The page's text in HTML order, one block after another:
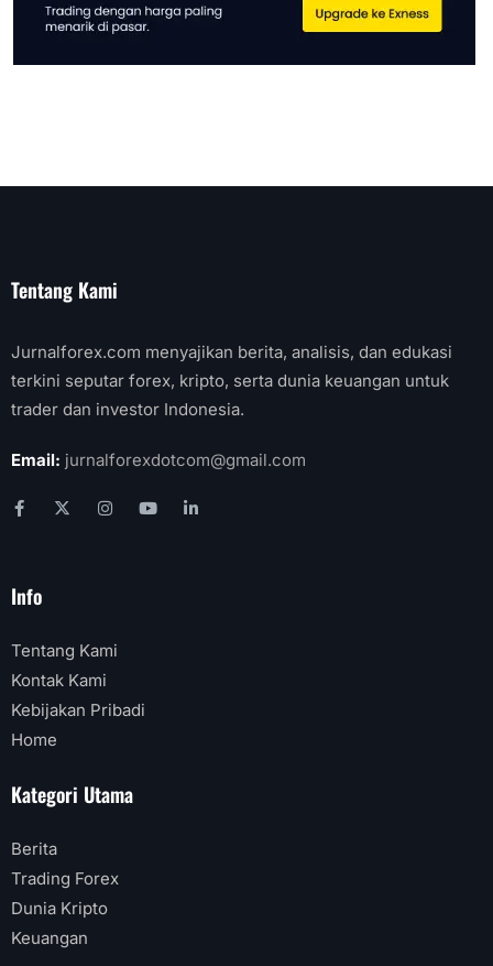
Tentang Kami
Jurnalforex.com menyajikan berita, analisis, dan edukasi
terkini seputar forex, kripto, serta dunia keuangan untuk
trader dan investor Indonesia.
Email: jurnalforexdotcom@gmail.com
Info
Tentang Kami
Kontak Kami
Kebijakan Pribadi
Home
Kategori Utama
Berita
Trading Forex
Dunia Kripto
Keuangan